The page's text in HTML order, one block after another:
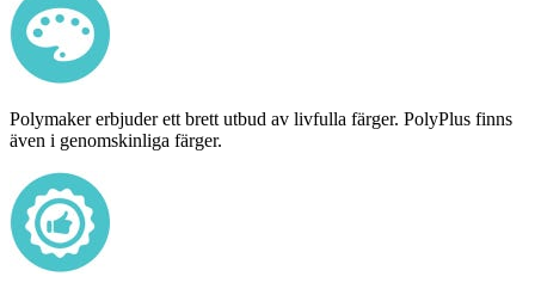
Polymaker erbjuder ett brett utbud av livfulla färger. PolyPlus finns
även i genomskinliga färger.